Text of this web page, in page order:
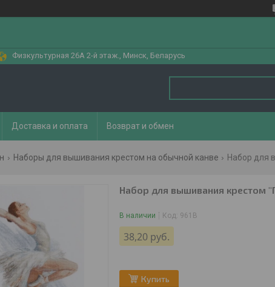
Физкультурная 26А 2-й этаж., Минск, Беларусь
Доставка и оплата Возврат и обмен
Наборы для вышивания крестом на обычной канве Набор для
Набор для вышивания крестом
В наличии Код: 961В
38,20 руб.
Купить